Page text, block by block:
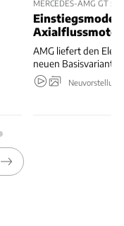
MERCEDES-AMG GT 53
Einstiegsmodell
AMG liefert den
neuen Basisvariante.